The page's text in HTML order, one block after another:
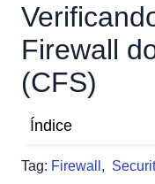
Firewall
(CFS)
Tag: Firewall ,
Índice
Como faço para